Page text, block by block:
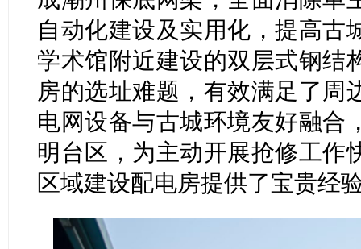
自动化建设及实用化，提高古
学术馆附近建设的双层式钢结
房的选址难题，有效满足了周
电网设备与古城环境友好融合
明台区，为主动开展抢修工作
区域建设配电房提供了宝贵经